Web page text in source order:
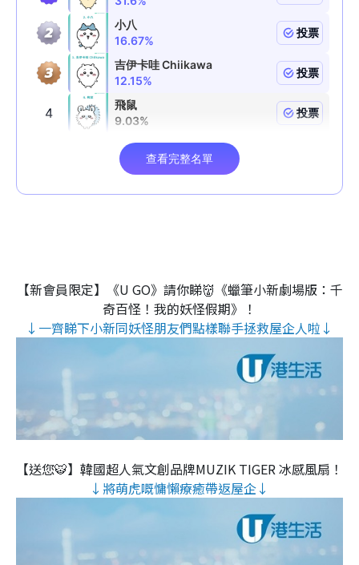
【新會員限定】《U GO》請你睇👹《蠟筆小新劇場版：千
奇百怪！我的妖怪假期》！
↓一齊睇下小新同妖怪朋友們點樣聯手拯救屋企人啦↓
【送您🐯】韓國超人氣文創品牌MUZIK TIGER 冰感風扇！
↓將萌虎嘅慵懶療癒帶返屋企↓